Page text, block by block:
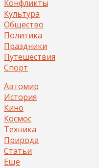
Конфликты
Культура
Общество
Политика
Праздники
Путешествия
Спорт
Автомир
История
Кино
Космос
Техника
Природа
Статьи
Еще